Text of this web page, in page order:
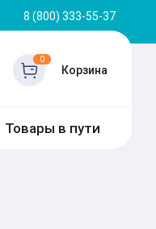
8 (800) 333-55-37
0
Корзина
Товары в пути